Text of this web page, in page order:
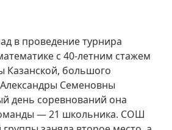
в проведение турнира
с 40-летним стажем
большого
Семеновны
день соревнований она
— 21 школьника. СОШ